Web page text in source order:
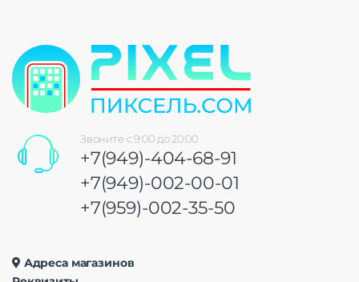
Звоните с 9:00 до 20:00
+7(949)-404-68-91
+7(949)-002-00-01
+7(959)-002-35-50
Адреса магазинов